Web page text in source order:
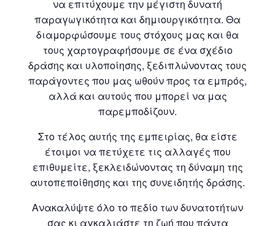
να επιτύχουμε την μέγιστη δυνατή
παραγωγικότητα και δημιουργικότητα. Θα
διαμορφώσουμε τους στόχους μας και θα
τους χαρτογραφήσουμε σε ένα σχέδιο
δράσης και υλοποίησης, ξεδιπλώνοντας τους
παράγοντες που μας ωθούν προς τα εμπρός,
αλλά και αυτούς που μπορεί να μας
παρεμποδίζουν.
Στο τέλος αυτής της εμπειρίας, θα είστε
έτοιμοι να πετύχετε τις αλλαγές που
επιθυμείτε, ξεκλειδώνοντας τη δύναμη της
αυτοπεποίθησης και της συνειδητής δράσης.
Ανακαλύψτε όλο το πεδίο των δυνατοτήτων
σας κι αγκαλιάστε τη ζωή που πάντα